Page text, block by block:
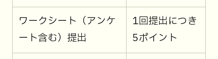
ワークシート（アンケ
ート含む）提出
1回提出につき
5ポイント